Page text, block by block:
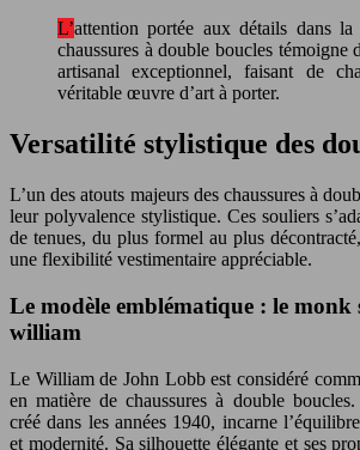
L’attention portée aux détails dans la conception des
chaussures à double boucles témoigne
artisanal exceptionnel, faisant de
véritable œuvre d’art à porter.
Versatilité stylistique des
L’un des atouts majeurs des chaussures à
leur polyvalence stylistique. Ces souliers
de tenues, du plus formel au plus
une flexibilité vestimentaire appréciable.
Le modèle emblématique : le
william
Le William de John Lobb est considéré
en matière de chaussures à double
créé dans les années 1940, incarne
et modernité. Sa silhouette élégante et ses